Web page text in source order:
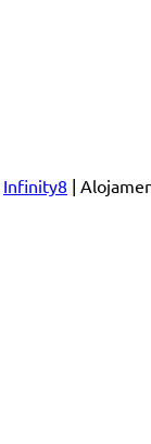
Infinity8 |